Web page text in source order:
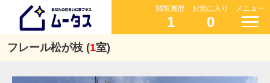
閲覧履歴
1
お気に入り
0
メニュー
フレール松が枝 (1室)